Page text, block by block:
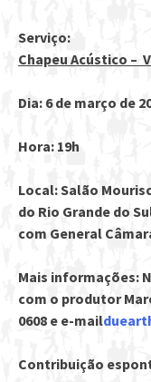
Serviço:
Chapeu Acústico –
Dia: 6 de março de
Hora: 19h
Local: Salão
do Rio Grande do
com General
Mais informações:
com o produtor
0608 e e-mail
Contribuição